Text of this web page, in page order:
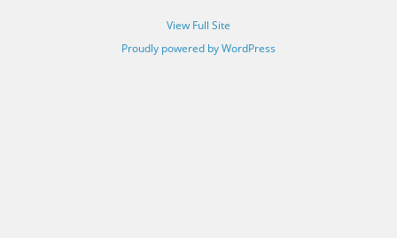
View Full Site
Proudly powered by WordPress